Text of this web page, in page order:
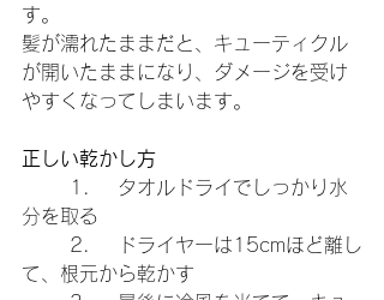
す。
髪が濡れたままだと、キューティクル
が開いたままになり、ダメージを受け
やすくなってしまいます。
正しい乾かし方
分を取る
て、根元から乾かす